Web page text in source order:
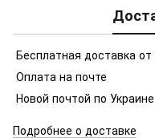
Бесплатная доставка от
Оплата на почте
Новой почтой по
Подробнее о доставке